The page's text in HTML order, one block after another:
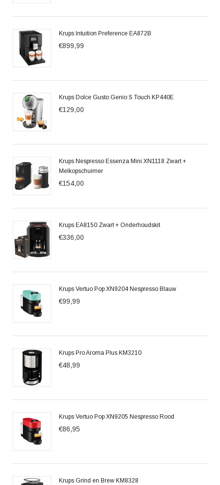
Krups Intuition Preference EA872B
€899,99
Krups Dolce Gusto Genio S Touch KP440E
€129,00
Krups Nespresso Essenza Mini XN1118 Zwart +
Melkopschuimer
€154,00
Krups EA8150 Zwart + Onderhoudskit
€336,00
Krups Vertuo Pop XN9204 Nespresso Blauw
€99,99
Krups Pro Aroma Plus KM3210
€48,99
Krups Vertuo Pop XN9205 Nespresso Rood
€86,95
Krups Grind en Brew KM8328